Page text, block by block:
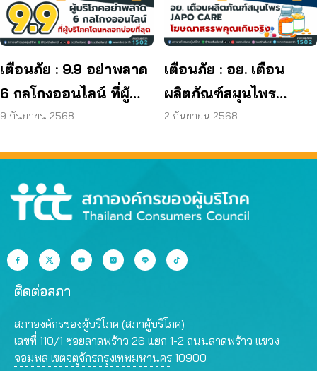
ผลิตภัณฑ์ย้อมผม
เตือนภัย : 9.9 อย่าพลาด
6 กลโกงออนไลน์ ที่ผู้
บริโภคโดนหลอกบ่อย
9 กันยายน 2568
เตือนภัย : อย. เตือน
ผลิตภัณฑ์สมุนไพร
JAPO CARE โฆษณา
2 กันยายน 2568
ติดต่อสภา
สภาองค์กรของผู้บริโภค (สภาผู้บริโภค)
เลขที่ 110/1 ซอยลาดพร้าว 26 แยก 1-2 ถนนลาดพร้าว แขวง
จอมพล เขตจตุจักรกรุงเทพมหานคร 10900